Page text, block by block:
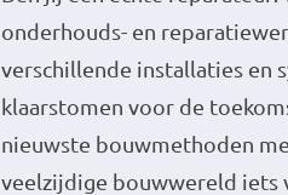
onderhouds- en
verschillende installaties en
klaarstomen voor de
nieuwste bouwmethoden
veelzijdige bouwwereld iets